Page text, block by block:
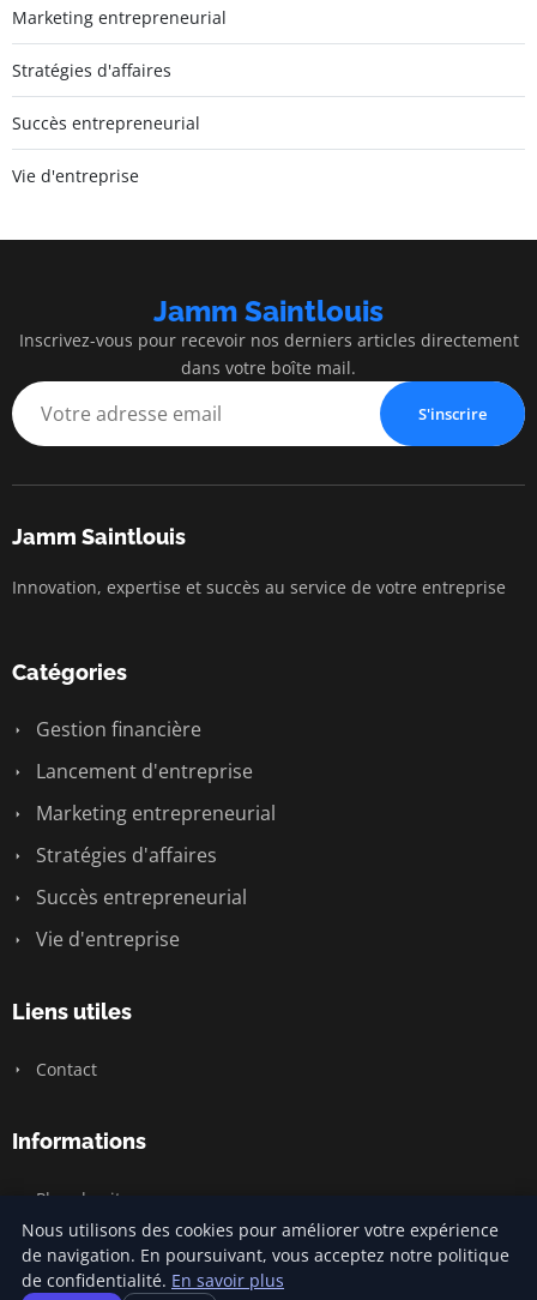
Marketing entrepreneurial
Stratégies d'affaires
Succès entrepreneurial
Vie d'entreprise
Jamm Saintlouis
Inscrivez-vous pour recevoir nos derniers articles directement
dans votre boîte mail.
S'inscrire
Jamm Saintlouis
Innovation, expertise et succès au service de votre entreprise
Catégories
Gestion financière
Lancement d'entreprise
Marketing entrepreneurial
Stratégies d'affaires
Succès entrepreneurial
Vie d'entreprise
Liens utiles
Contact
Informations
Plan du site
© 2026 Jamm Saintlouis. Tous droits réservés.
Nous utilisons des cookies pour améliorer votre expérience
de navigation. En poursuivant, vous acceptez notre politique
de confidentialité. En savoir plus